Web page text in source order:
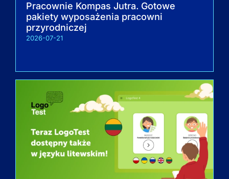
Pracownie Kompas Jutra. Gotowe
pakiety wyposażenia pracowni
przyrodniczej
2026-07-21